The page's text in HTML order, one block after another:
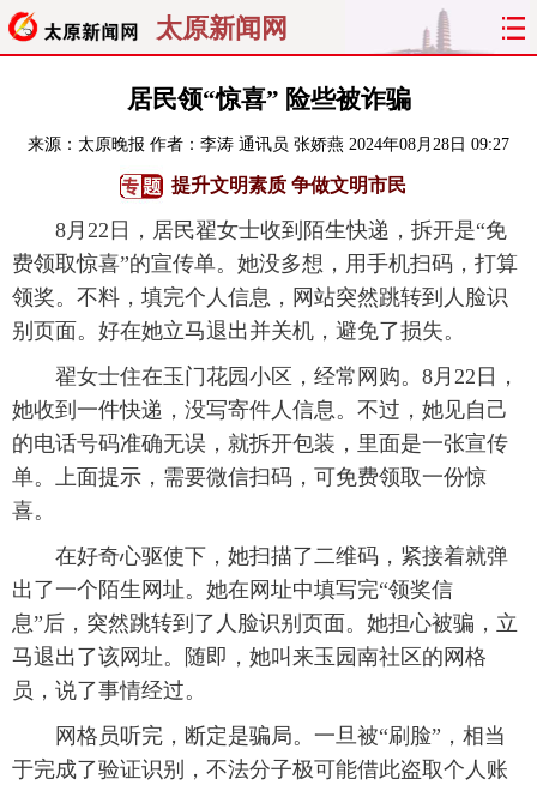
太原新闻网
聚焦 太原
经济 关注 文明 出行
旅游 理财 政务 教育
看天下 晋月读 最太原 网罗民生
太原日报 太原晚报 社区
居民领“惊喜” 险些被诈骗
来源： 太原晚报 作者：李涛 通讯员 张娇燕 2024年08月28日 09:27
提升文明素质 争做文明市民
8月22日，居民翟女士收到陌生快递，拆开是“免
费领取惊喜”的宣传单。她没多想，用手机扫码，打算
领奖。不料，填完个人信息，网站突然跳转到人脸识
别页面。好在她立马退出并关机，避免了损失。
翟女士住在玉门花园小区，经常网购。8月22日，
她收到一件快递，没写寄件人信息。不过，她见自己
的电话号码准确无误，就拆开包装，里面是一张宣传
单。上面提示，需要微信扫码，可免费领取一份惊
喜。
在好奇心驱使下，她扫描了二维码，紧接着就弹
出了一个陌生网址。她在网址中填写完“领奖信
息”后，突然跳转到了人脸识别页面。她担心被骗，立
马退出了该网址。随即，她叫来玉园南社区的网格
员，说了事情经过。
网格员听完，断定是骗局。一旦被“刷脸”，相当
于完成了验证识别，不法分子极可能借此盗取个人账